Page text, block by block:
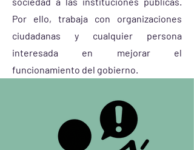
Por ello, trabaja con organizaciones
ciudadanas y cualquier persona
interesada en mejorar el
funcionamiento del gobierno.